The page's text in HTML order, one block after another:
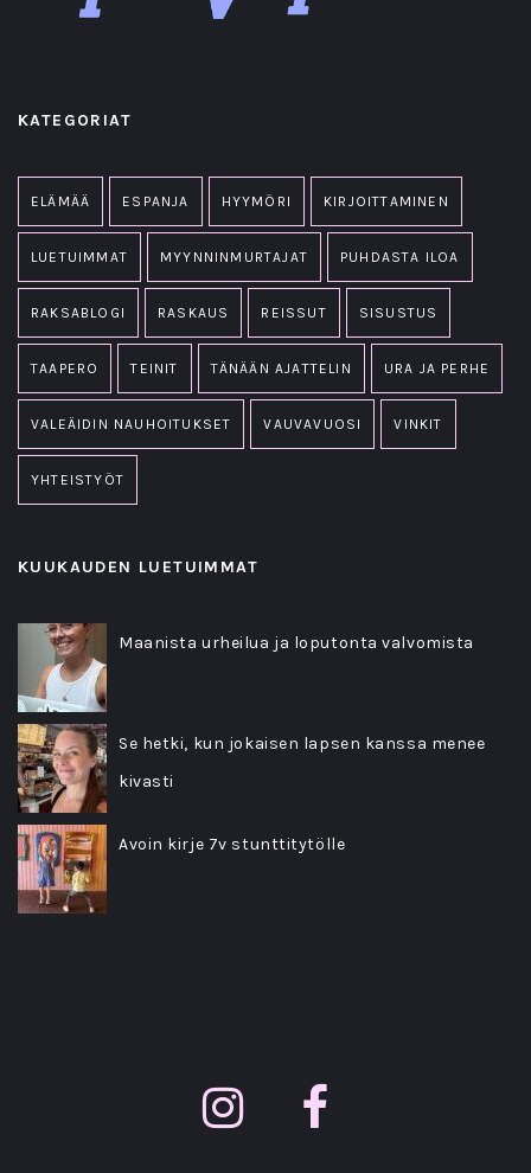
KATEGORIAT
ELÄMÄÄ ESPANJA HYYMÖRI KIRJOITTAMINEN
LUETUIMMAT MYYNNINMURTAJAT PUHDASTA ILOA
RAKSABLOGI RASKAUS REISSUT SISUSTUS
TAAPERO TEINIT TÄNÄÄN AJATTELIN URA JA PERHE
VALEÄIDIN NAUHOITUKSET VAUVAVUOSI VINKIT
YHTEISTYÖT
KUUKAUDEN LUETUIMMAT
Maanista urheilua ja loputonta valvomista
Se hetki, kun jokaisen lapsen kanssa menee
kivasti
Avoin kirje 7v stunttitytölle